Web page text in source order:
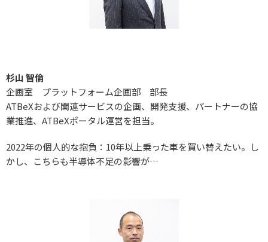
杉山 智倫
企画室 プラットフォーム企画部 部長
ATBeXおよび関連サービスの企画、開発支援、パートナーの協
業推進、ATBeXポータル運営を担当。
2022年の個人的な抱負：10年以上乗った車を買い替えたい。し
かし、こちらも半導体不足の影響が…